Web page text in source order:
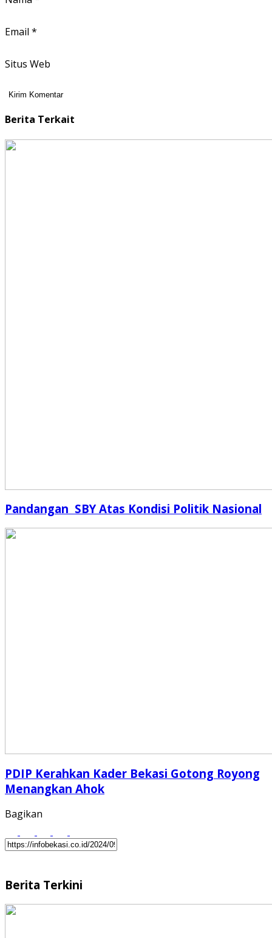
Email *
Situs Web
Berita Terkait
Pandangan SBY Atas Kondisi Politik Nasional
PDIP Kerahkan Kader Bekasi Gotong Royong
Menangkan Ahok
Bagikan
Berita Terkini